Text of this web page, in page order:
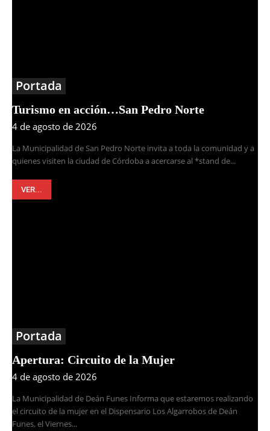
Portada
Turismo en acción…San Pedro Norte
4 de agosto de 2026
La Municipalidad de San Pedro Norte invita a toda la comunidad y a
quienes visiten la ciudad de Córdoba a acercarse al *stand de...
VER...
Portada
Apertura: Circuito de la Mujer
4 de agosto de 2026
La Municipalidad de Deán Funes Informa que estaremos realizando
el circuito de la mujer en el Dispensario Los Algarrobos de Deán
Funes, el Viernes...